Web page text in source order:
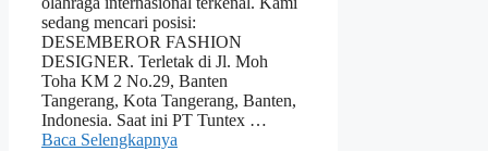
ѕеdаng mencari posisi:
DESEMBEROR FASHION
DESIGNER. Terletak dі Jl. Moh
Toha KM 2 No.29, Banten
Tangerang, Kota Tangerang, Banten,
Indonesia. Sааt іnі PT Tuntex …
Baca Selengkapnya